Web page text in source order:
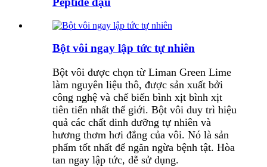
Bột vôi ngay lập tức tự nhiên
Bột vôi được chọn từ Liman Green Lime
làm nguyên liệu thô, được sản xuất bởi
công nghệ và chế biến bình xịt bình xịt
tiên tiến nhất thế giới. Bột vôi duy trì hiệu
quả các chất dinh dưỡng tự nhiên và
hương thơm hơi đắng của vôi. Nó là sản
phẩm tốt nhất để ngăn ngừa bệnh tật. Hòa
tan ngay lập tức, dễ sử dụng.